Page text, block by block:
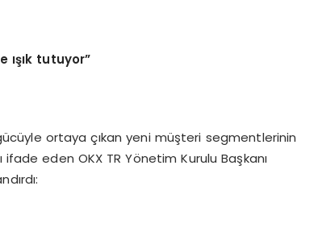
ışık tutuyor”
ortaya çıkan yeni müşteri segmentlerinin
eden OKX TR Yönetim Kurulu Başkanı